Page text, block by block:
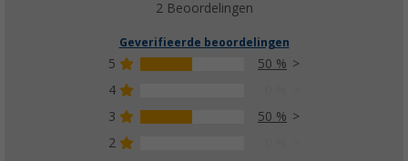
2 Beoordelingen
Geverifieerde beoordelingen
5
50 %
4
3
50 %
2